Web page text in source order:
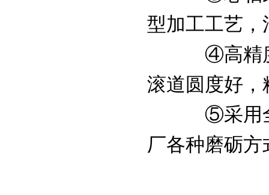
型加工工艺，
④高精
滚道圆度好，
⑤采用全自
厂各种磨砺方